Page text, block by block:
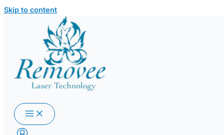
Skip to content